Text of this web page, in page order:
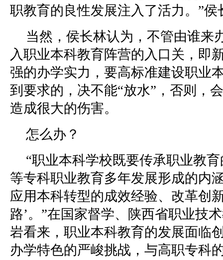
职教育的良性发展注入了活力。”侯
当然，侯长林认为，不管由谁来
入职业本科教育阵营的入口关，即
强的办学实力，要高标准建设职业
到要求的，决不能“放水”，否则，
造成很大的伤害。
怎么办？
“职业本科学校既要传承职业教育
等专科职业教育多年发展形成的内
应用本科转型的成效经验、改革创
路’。”在国家督学、陕西省职业技
岩看来，职业本科教育的发展面临
办学特色的严峻挑战，与高职专科